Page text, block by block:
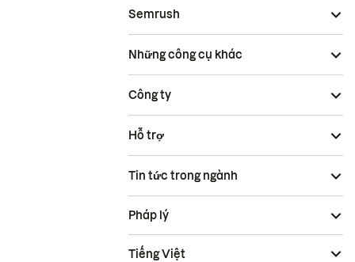
Semrush
Những công cụ khác
Công ty
Hỗ trợ
Tin tức trong ngành
Pháp lý
Tiếng Việt